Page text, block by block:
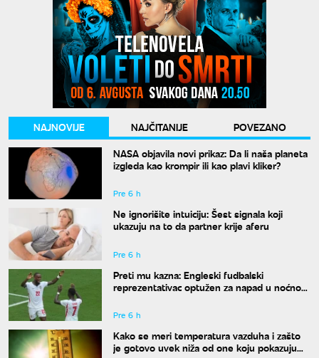
NAJNOVIJE NAJČITANIJE
POVEZANO
NASA objavila novi prikaz: Da li naša planeta
izgleda kao krompir ili kao plavi kliker?
Pre 6 h
Ne ignorišite intuiciju: Šest signala koji
ukazuju na to da partner krije aferu
Pre 6 h
Preti mu kazna: Engleski fudbalski
reprezentativac optužen za napad u noćnom
Pre 6 h
Kako se meri temperatura vazduha i zašto
je gotovo uvek niža od one koju pokazuju